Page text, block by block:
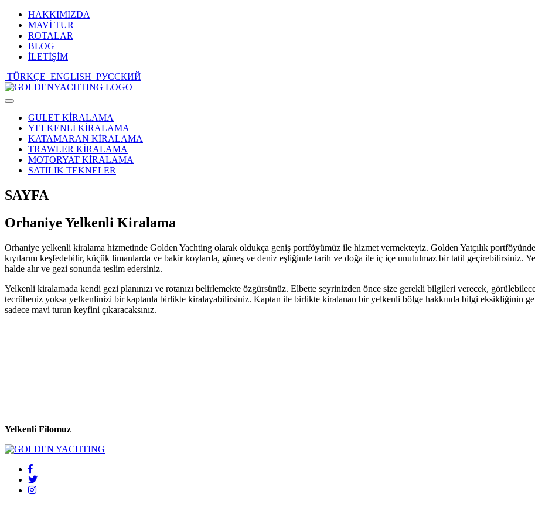
HAKKIMIZDA
MAVİ TUR
ROTALAR
BLOG
İLETİŞİM
TÜRKÇE ENGLISH РУССКИЙ
Toggle
navigationGULET KİRALAMA
YELKENLİ KİRALAMA
KATAMARAN KİRALAMA
TRAWLER KİRALAMA
MOTORYAT KİRALAMA
SATILIK TEKNELER
SAYFA
Orhaniye Yelkenli Kiralama
Orhaniye yelkenli kiralama hizmetinde Golden Yachting olarak oldukça geniş portföyümüz ile hizmet vermekteyiz. Golden Yatçılık
kıyılarını keşfedebilir, küçük limanlarda ve bakir koylarda, güneş ve deniz eşliğinde tarih ve doğa ile iç içe unutulmaz bir tatil geçirebilirsiniz.
halde alır ve gezi sonunda teslim edersiniz.
Yelkenli kiralamada kendi gezi planınızı ve rotanızı belirlemekte özgürsünüz. Elbette seyrinizden önce size gerekli bilgileri verecek,
tecrübeniz yoksa yelkenlinizi bir kaptanla birlikte kiralayabilirsiniz. Kaptan ile birlikte kiralanan bir yelkenli bölge hakkında bilgi eksikliğinin
sadece mavi turun keyfini çıkaracaksınız.
Yelkenli Filomuz